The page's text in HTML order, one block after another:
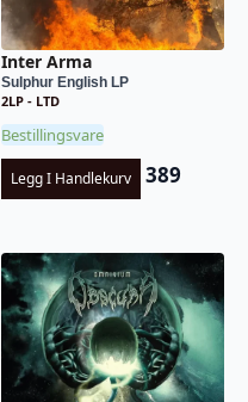
Inter Arma
Sulphur English LP
2LP - LTD
Bestillingsvare
Legg I Handlekurv 389